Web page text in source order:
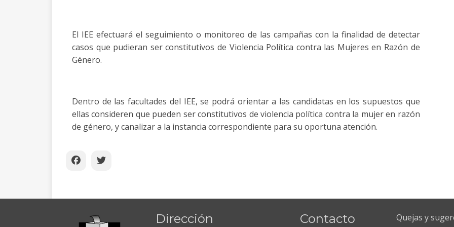
El IEE efectuará el seguimiento o monitoreo de las campañas con la finalidad de detectar
casos que pudieran ser constitutivos de Violencia Política contra las Mujeres en Razón de
Género.
Dentro de las facultades del IEE, se podrá orientar a las candidatas en los supuestos que
ellas consideren que pueden ser constitutivos de violencia política contra la mujer en razón
de género, y canalizar a la instancia correspondiente para su oportuna atención.
Dirección Contacto
Quejas y